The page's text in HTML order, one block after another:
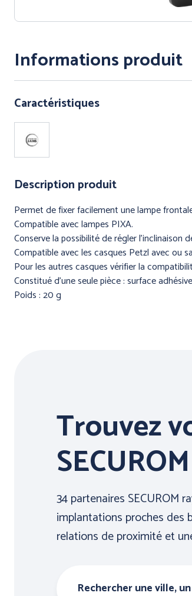
Informations produit
Caractéristiques
Description produit
Permet de fixer facilement une lampe
Compatible avec lampes PIXA.
Conserve la possibilité de régler l'inclinaison
Compatible avec les casques Petzl avec ou
Pour les autres casques vérifier la
Constitué d'une seule pièce : surface
Poids : 20 g
Trouvez
SECUROM
34 partenaires SECUROM
implantations proches des
relations de proximité et